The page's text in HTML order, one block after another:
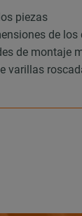
piezas
de los
de montaje
varillas